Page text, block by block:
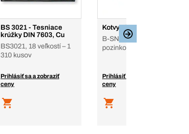
BS 3021 - Tesniace
krúžky DIN 7603, Cu
BS3021, 18 veľkostí – 1
310 kusov
Prihlásiť sa a zobraziť
ceny
Kotvy Simplex
B-SN, oceľ pozinkovaná,
pozinkované
Prihlásiť sa a zobraziť
ceny